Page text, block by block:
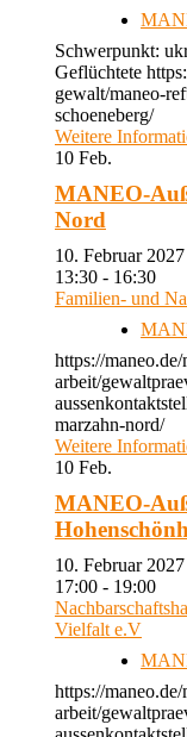
Schwerpunkt:
Geflüchtete
gewalt/maneo-
schoeneberg/
Weitere
10 Feb.
MANEO-
Nord
10. Februar
13:30 - 16:30
Familien- und
https://maneo.de/
arbeit/
marzahn-nord/
Weitere
10 Feb.
MANEO-
10. Februar
17:00 - 19:00
Vielfalt e.V
https://maneo.de/
arbeit/